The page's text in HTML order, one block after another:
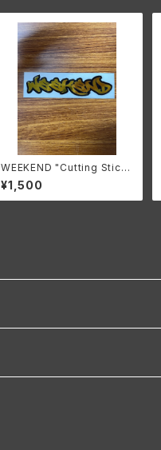
WEEKEND "Cutting Stick
er LTD"
¥1,500